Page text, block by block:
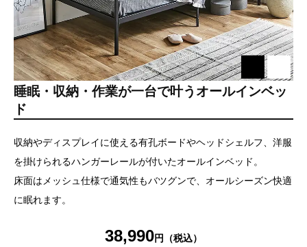
睡眠・収納・作業が一台で叶うオールインベッ
ド
収納やディスプレイに使える有孔ボードやヘッドシェルフ、洋服
を掛けられるハンガーレールが付いたオールインベッド。
床面はメッシュ仕様で通気性もバツグンで、オールシーズン快適
に眠れます。
38,990